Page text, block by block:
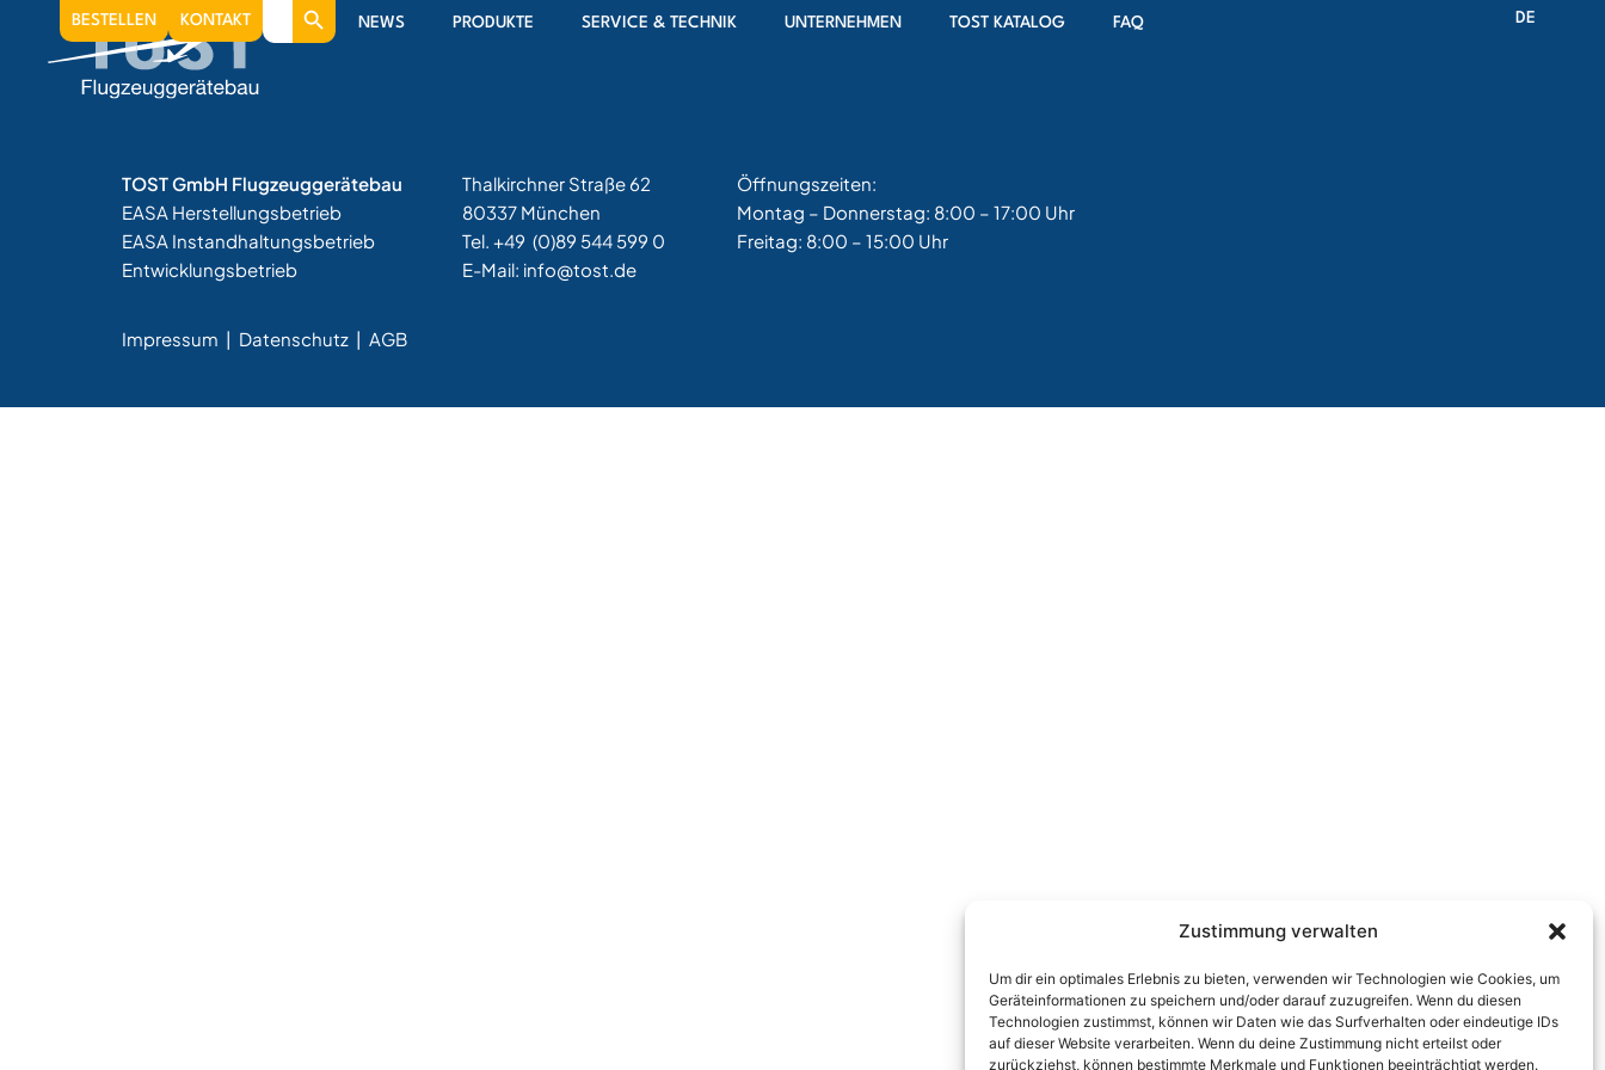
Zustimmung verwalten
Um dir ein optimales Erlebnis zu bieten, verwenden wir Technologien wie Cookies, um
Geräteinformationen zu speichern und/oder darauf zuzugreifen. Wenn du diesen
Technologien zustimmst, können wir Daten wie das Surfverhalten oder eindeutige IDs
auf dieser Website verarbeiten. Wenn du deine Zustimmung nicht erteilst oder
zurückziehst, können bestimmte Merkmale und Funktionen beeinträchtigt werden.
NEWS PRODUKTE SERVICE & TECHNIK UNTERNEHMEN TOST KATALOG FAQ
BESTELLEN KONTAKT
Search
for:
DE
Widerrufsbelehrung
TOST GmbH Flugzeuggerätebau
EASA Herstellungsbetrieb
EASA Instandhaltungsbetrieb
Entwicklungsbetrieb
Thalkirchner Straße 62
80337 München
Tel. +49 (0)89 544 599 0
E-Mail: info@tost.de
Öffnungszeiten:
Montag – Donnerstag: 8:00 – 17:00 Uhr
Freitag: 8:00 – 15:00 Uhr
Impressum | Datenschutz | AGB